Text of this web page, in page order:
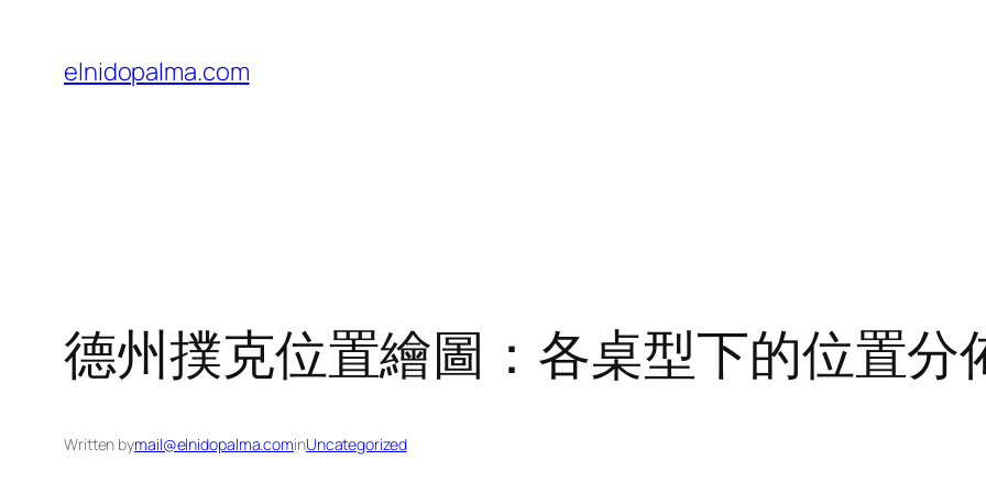
content
elnidopalma.com
德州撲克位置繪圖：各桌型下的位置分
Written bymail@elnidopalma.cominUncategorized